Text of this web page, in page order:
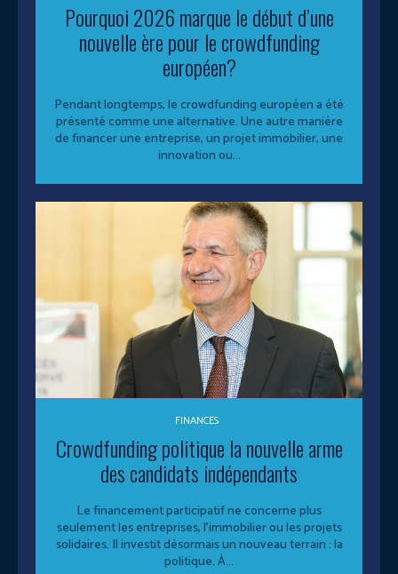
Pourquoi 2026 marque le début d’une
nouvelle ère pour le crowdfunding
européen?
Pendant longtemps, le crowdfunding européen a été
présenté comme une alternative. Une autre manière
de financer une entreprise, un projet immobilier, une
innovation ou...
FINANCES
Crowdfunding politique la nouvelle arme
des candidats indépendants
Le financement participatif ne concerne plus
seulement les entreprises, l’immobilier ou les projets
solidaires. Il investit désormais un nouveau terrain : la
politique. À...